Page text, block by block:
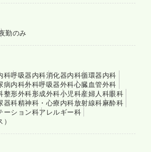
勤のみ
科呼吸器内科消化器内科循環器内科
病内科外科呼吸器外科心臓血管外科
整形外科形成外科小児科産婦人科眼科
器科精神科・心療内科放射線科麻酔科
ーション科アレルギー科